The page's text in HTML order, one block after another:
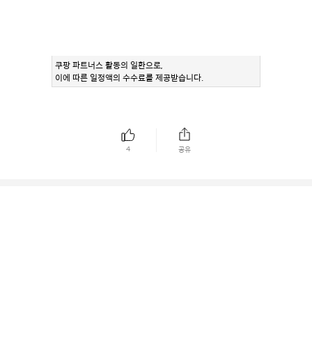
쿠팡 파트너스 활동의 일환으로,
이에 따른 일정액의 수수료를 제공받습니다.
4 공유